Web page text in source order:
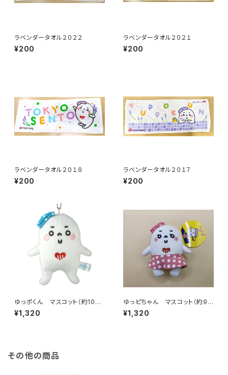
ラベンダータオル２０２２
¥200
ラベンダータオル２０２１
¥200
ラベンダータオル２０１８
¥200
ラベンダータオル２０１７
¥200
ゆっポくん マスコット（約10c
m）
¥1,320
ゆっピちゃん マスコット（約9.5
cm）
¥1,320
その他の商品